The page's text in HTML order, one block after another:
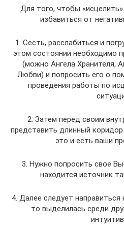
Для того, чтобы
избавиться от
1. Сесть, расслабиться и
этом состоянии необходимо
(можно Ангела Хранителя,
Любви) и попросить его о
проведения работы по
2. Затем перед своим
представить длинный
это и есть ваши
3. Нужно попросить свое
находится источник
4. Далее следует
то выделилась среди